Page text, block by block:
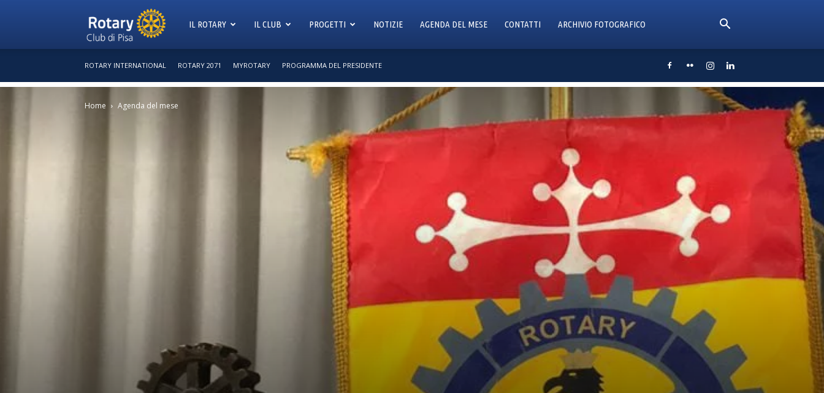
Rotary
IL ROTARY IL CLUB PROGETTI NOTIZIE AGENDA DEL MESE CONTATTI ARCHIVIO FOTOGRAFICO
ROTARY INTERNATIONAL ROTARY 2071 MYROTARY PROGRAMMA DEL PRESIDENTE
Home Agenda del mese